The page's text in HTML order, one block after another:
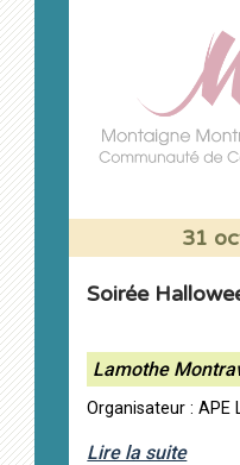
31
Soirée
Lamothe
Organisateur : APE
Lire la suite